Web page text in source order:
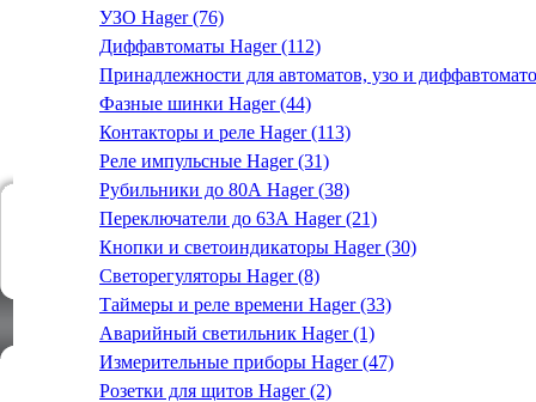
УЗО Hager (76)
Диффавтоматы Hager (112)
Принадлежности для автоматов, узо и
Фазные шинки Hager (44)
Контакторы и реле Hager (113)
Реле импульсные Hager (31)
Рубильники до 80А Hager (38)
Переключатели до 63А Hager (21)
Кнопки и светоиндикаторы Hager (30)
Светорегуляторы Hager (8)
Таймеры и реле времени Hager (33)
Аварийный светильник Hager (1)
Измерительные приборы Hager (47)
Розетки для щитов Hager (2)